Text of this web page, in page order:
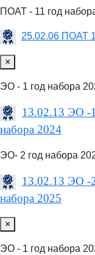
ПОАТ - 11 год
25.02.06 ПОАТ
×
ЭО - 1 год набора
13.02.13 ЭО -
набора 2024
ЭО- 2 год набора
13.02.13 ЭО -
набора 2025
×
ЭО - 1 год набора